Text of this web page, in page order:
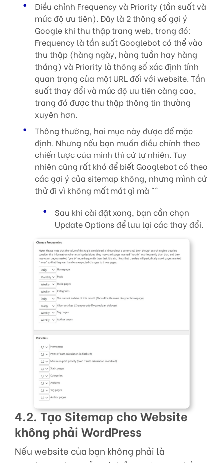
Điều chỉnh Frequency và Priority (tần suất và
mức độ ưu tiên). Đây là 2 thông số gợi ý
Google khi thu thập trang web, trong đó:
Frequency là tần suất Googlebot có thể vào
thu thập (hàng ngày, hàng tuần hay hàng
tháng) và Priority là thông số xác định tính
quan trọng của một URL đối với website. Tần
suất thay đổi và mức độ ưu tiên càng cao,
trang đó được thu thập thông tin thường
xuyên hơn.
Thông thường, hai mục này được để mặc
định. Nhưng nếu bạn muốn điều chỉnh theo
chiến lược của mình thì cứ tự nhiên. Tuy
nhiên cũng rất khó để biết Googlebot có theo
các gợi ý của sitemap không, nhưng mình cứ
thử đi vì không mất mát gì mà ^^
Sau khi cài đặt xong, bạn cần chọn
Update Options để lưu lại các thay đổi.
4.2. Tạo Sitemap cho Website
không phải WordPress
Nếu website của bạn không phải là